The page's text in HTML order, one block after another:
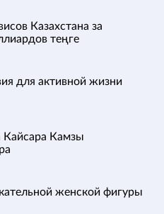
Казахстана за
теңге
для активной жизни
Кайсара Камзы
женской фигуры